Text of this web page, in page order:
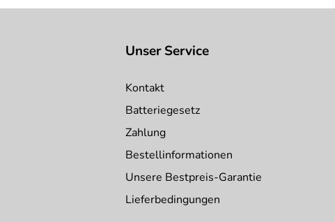
Unser Service
Kontakt
Batteriegesetz
Zahlung
Bestellinformationen
Unsere Bestpreis-Garantie
Lieferbedingungen